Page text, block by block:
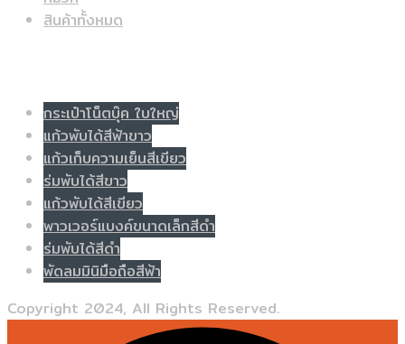
สินค้าทั้งหมด
กระเป๋าโน็ตบุ๊ค ใบใหญ่
แก้วพับได้สีฟ้าขาว
แก้วเก็บความเย็นสีเขียว
ร่มพับได้สีขาว
แก้วพับได้สีเขียว
พาวเวอร์แบงค์ขนาดเล็กสีดำ
ร่มพับได้สีดำ
พัดลมมินิมือถือสีฟ้า
Copyright 2024, All Rights Reserved.